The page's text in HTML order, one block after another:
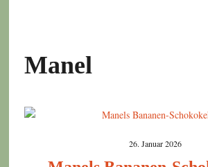
Manel
26. Januar 2026